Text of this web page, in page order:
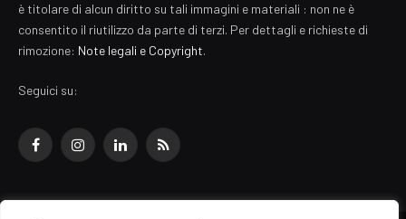
è titolare di alcun diritto su tali immagini e materiali : non ne è
consentito il riutilizzo da parte di terzi. Per dettagli e richieste di
rimozione: Note legali e Copyright.
Seguici su:
FacebookInstagramLinkedInRSS